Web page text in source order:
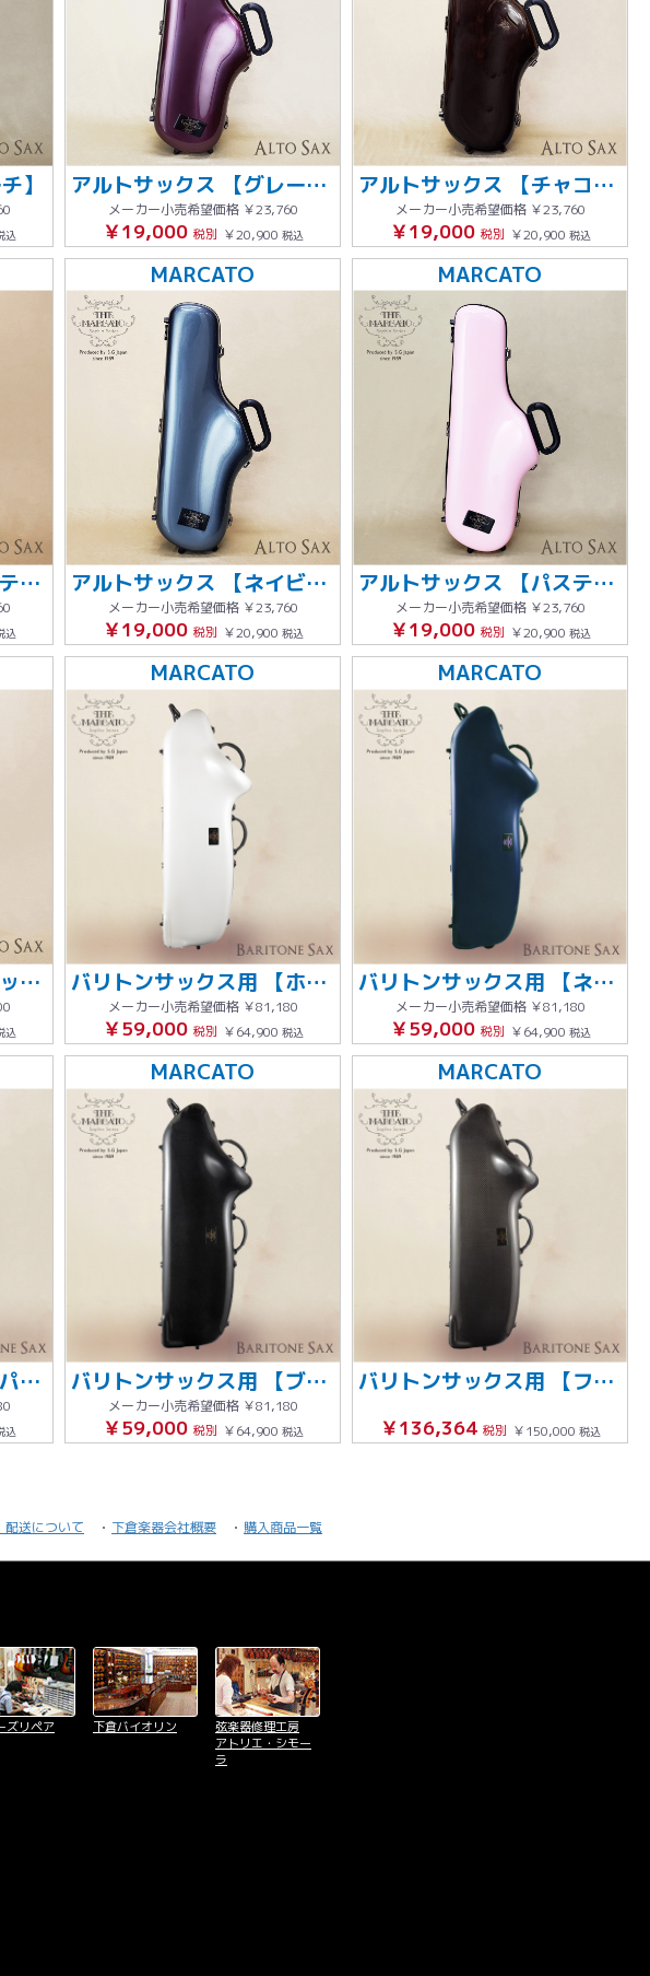
】
込
アルトサックス 【グレープ】
メーカー小売希望価格￥23,760
￥19,000 税別 ￥20,900 税込
アルトサックス 【チャコールグレー】
メーカー小売希望価格￥23,760
￥19,000 税別 ￥20,900 税込
アルトサックス 【パステルブルー】グレーステッチ
込
MARCATO
アルトサックス 【ネイビーブルー】グレーステッチ
メーカー小売希望価格￥23,760
￥19,000 税別 ￥20,900 税込
MARCATO
アルトサックス 【パステルピンク】グレーステッチ
メーカー小売希望価格￥23,760
￥19,000 税別 ￥20,900 税込
アルトサックス 【ブラックカーボン柄】
込
MARCATO
バリトンサックス用 【ホワイト】 グレーライン
メーカー小売希望価格￥81,180
￥59,000 税別 ￥64,900 税込
MARCATO
バリトンサックス用 【ネイビー】
メーカー小売希望価格￥81,180
￥59,000 税別 ￥64,900 税込
バリトンサックス用 【パステルブルー】 グレーライン
込
MARCATO
バリトンサックス用 【ブラック】
メーカー小売希望価格￥81,180
￥59,000 税別 ￥64,900 税込
MARCATO
バリトンサックス用 【フルカーボン製】
￥136,364 税別 ￥150,000 税込
配送について 下倉楽器会社概要 購入商品一覧
ズリペア 下倉バイオリン
弦楽器修理工房
アトリエ・シモー
ラ